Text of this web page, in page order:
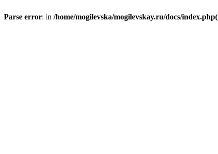
Parse error: in /home/mogilevska/mogilevskay.ru/docs/